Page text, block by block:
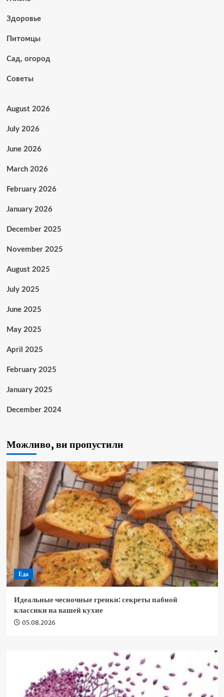
Здоровье
Питомцы
Сад, огород
Советы
August 2026
July 2026
June 2026
March 2026
February 2026
January 2026
December 2025
November 2025
August 2025
July 2025
June 2025
May 2025
April 2025
February 2025
January 2025
December 2024
Можливо, ви пропустили
Еда
Идеальные чесночные гренки: секреты пабной
классики на вашей кухне
05.08.2026